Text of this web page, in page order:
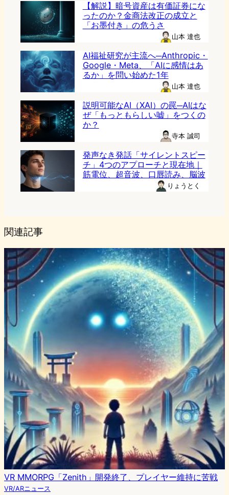
【解説】暗号資産は有価証券にな
ったのか？金商法改正の成立と
「お墨付き」の危うさ
山本 達也
AI福祉研究が主流へ─Anthropic・
Google・Meta、「AIに感情はあ
るか」を問い始めた1年
山本 達也
説明可能なAI（XAI）の罠─AIはな
ぜ「もっともらしい嘘」をつくの
か？
寺本 誠司
発声なき発話「サイレントスピー
チ」4つのアプローチと現在地｜
筋電位、超音波、口唇読み、脳波
りょうとく
関連記事
VR MMORPG「Zenith」開発終了、プレイヤー維持に苦戦
VR/ARニュース